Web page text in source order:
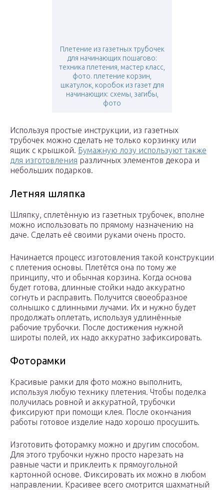
Плетение из газетных трубочек
для начинающих пошагово:
техника плетения, мастер класс,
фото. плетение корзин,
шкатулок, коробок из газет для
начинающих: схемы, загибы,
фото
Используя простые инструкции, из газетных
трубочек можно сделать не только корзинку или
ящик с крышкой. Бумажную лозу используют также
для изготовления различных элементов декора и
небольших подарков.
Летняя шляпка
Шляпку, сплетённую из газетных трубочек, вполне
можно использовать по прямому назначению на
даче. Сделать её своими руками очень просто.
Начинается процесс изготовления такой конструкции
с плетения основы. Плетётся она по тому же
принципу, что и обычная корзина. Когда основа
будет готова, длинные стойки надо аккуратно
согнуть и расправить. Получится своеобразное
солнышко с длинными лучами. Их и нужно будет
продолжать оплетать, используя удлинённые
рабочие трубочки. После достижения нужной
широты полей, их надо аккуратно зафиксировать.
Фоторамки
Красивые рамки для фото можно выполнить,
используя любую технику плетения. Чтобы поделка
получилась ровной и аккуратной, трубочки
фиксируют при помощи клея. После окончания
работы готовое изделие надо хорошо просушить.
Изготовить фоторамку можно и другим способом.
Для этого трубочки нужно просто нарезать на
равные части и приклеить к прямоугольной
картонной основе. Фиксировать их можно в любом
направлении. Красивее всего смотрится шахматный